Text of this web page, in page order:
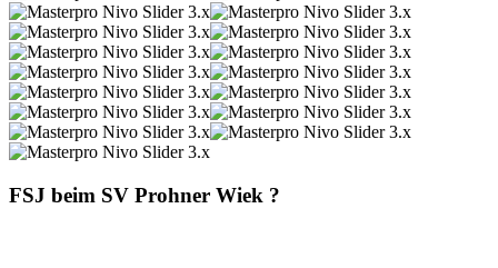
FSJ beim SV Prohner Wiek ?